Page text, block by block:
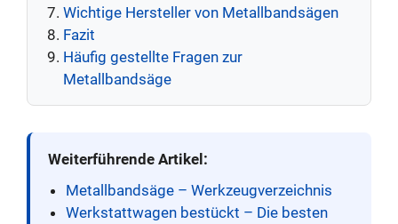
Wichtige Hersteller von Metallbandsägen
Fazit
Häufig gestellte Fragen zur
Metallbandsäge
Weiterführende Artikel:
Metallbandsäge – Werkzeugverzeichnis
Werkstattwagen bestückt – Die besten